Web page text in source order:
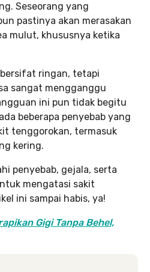
Seseorang yang
pastinya akan merasakan
mulut, khususnya ketika
ringan, tetapi
sangat mengganggu
ini pun tidak begitu
beberapa penyebab yang
tenggorokan, termasuk
kering.
penyebab, gejala, serta
mengatasi sakit
ini sampai habis, ya!
Gigi Tanpa Behel,